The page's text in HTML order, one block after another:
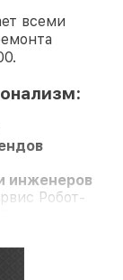
всеми
инженеров
Робот-